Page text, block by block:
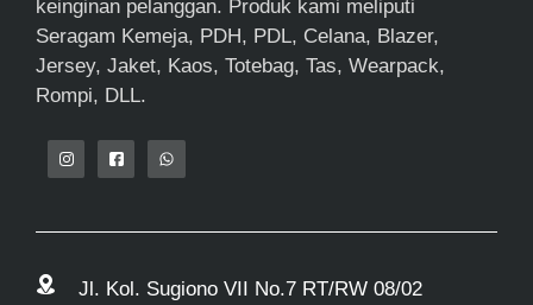
keinginan pelanggan. Produk kami meliputi
Seragam Kemeja, PDH, PDL, Celana, Blazer,
Jersey, Jaket, Kaos, Totebag, Tas, Wearpack,
Rompi, DLL.
Jl. Kol. Sugiono VII No.7 RT/RW 08/02